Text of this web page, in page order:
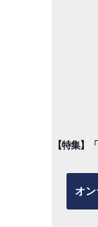
【特集】
オン